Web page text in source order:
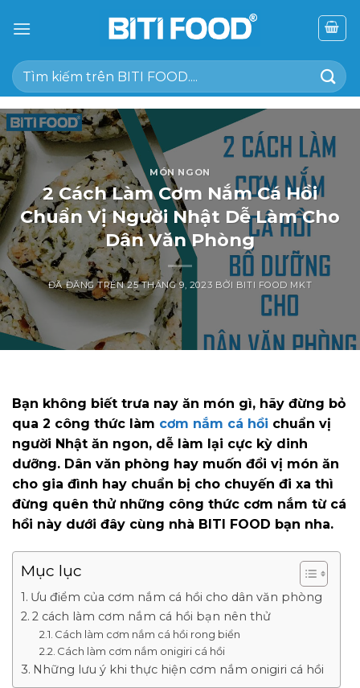
đến
dung
Tìm
kiếm:
MÓN NGON
2 Cách Làm Cơm Nắm Cá Hồi
Chuẩn Vị Người Nhật Dễ Làm Cho
Dân Văn Phòng
ĐÃ ĐĂNG TRÊN25 THÁNG 9, 2023 BỞI BITI FOOD MKT
Bạn không biết trưa nay ăn món gì, hãy đừng bỏ
qua 2 công thức làm cơm nắm cá hồi chuẩn vị
người Nhật ăn ngon, dễ làm lại cực kỳ dinh
dưỡng. Dân văn phòng hay muốn đổi vị món ăn
cho gia đình hay chuẩn bị cho chuyến đi xa thì
đừng quên thử những công thức cơm nắm từ cá
hồi này dưới đây cùng nhà BITI FOOD bạn nha.
Mục lục
Ưu điểm của cơm nắm cá hồi cho dân văn phòng
2 cách làm cơm nắm cá hồi bạn nên thử
Cách làm cơm nắm cá hồi rong biển
Cách làm cơm nắm onigiri cá hồi
Những lưu ý khi thực hiện cơm nắm onigiri cá hồi